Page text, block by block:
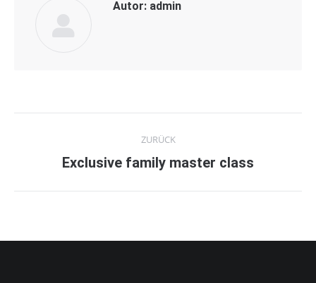
Autor: admin
Kommentarnavigation
ZURÜCK
Vorheriger
Exclusive family master class